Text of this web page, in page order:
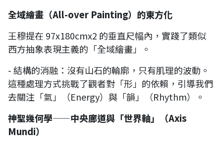
全域繪畫（All-over Painting）的東方化
王穆提在 97x180cmx2 的垂直尺幅內，實踐了類似
西方抽象表現主義的「全域繪畫」。
- 結構的消融：沒有山石的輪廓，只有肌理的波動。
這種處理方式挑戰了觀者對「形」的依賴，引導我們
去關注「氣」（Energy）與「韻」（Rhythm）。
神聖幾何學——中央廊道與「世界軸」（Axis
Mundi）